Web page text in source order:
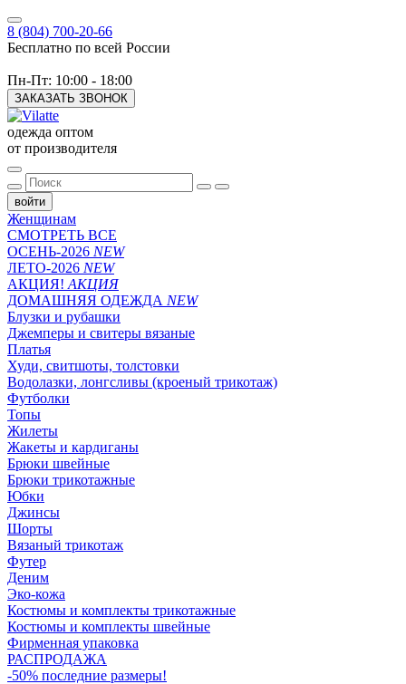
8 (804) 700-20-66
Бесплатно по всей России
Пн-Пт: 10:00 - 18:00
ЗАКАЗАТЬ ЗВОНОК
одежда оптом
от производителя
войти
Женщинам
СМОТРЕТЬ ВСЕ
ОСЕНЬ-2026 NEW
ЛЕТО-2026 NEW
АКЦИЯ! АКЦИЯ
ДОМАШНЯЯ ОДЕЖДА NEW
Блузки и рубашки
Джемперы и свитеры вязаные
Платья
Худи, свитшоты, толстовки
Водолазки, лонгсливы (кроеный трикотаж)
Футболки
Топы
Жилеты
Жакеты и кардиганы
Брюки швейные
Брюки трикотажные
Юбки
Джинсы
Шорты
Вязаный трикотаж
Футер
Деним
Эко-кожа
Костюмы и комплекты трикотажные
Костюмы и комплекты швейные
Фирменная упаковка
РАСПРОДАЖА
-50% последние размеры!